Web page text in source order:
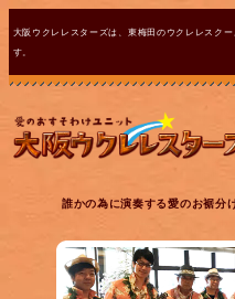
大阪ウクレレスターズは、東梅田のウクレレスク
す。
誰かの為に演奏する愛のお裾分